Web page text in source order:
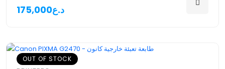
175,000د.ع
OUT OF STOCK